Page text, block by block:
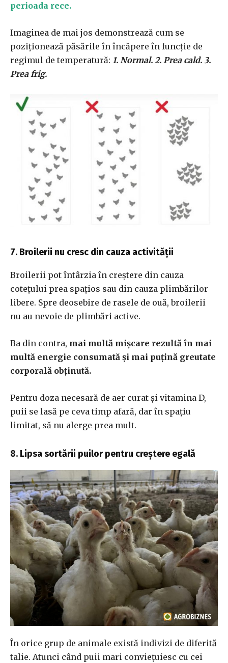
perioada rece.
Imaginea de mai jos demonstrează cum se
poziționează păsările în încăpere în funcție de
regimul de temperatură: 1. Normal. 2. Prea cald. 3.
Prea frig.
7. Broilerii nu cresc din cauza activității
Broilerii pot întârzia în creștere din cauza
cotețului prea spațios sau din cauza plimbărilor
libere. Spre deosebire de rasele de ouă, broilerii
nu au nevoie de plimbări active.
Ba din contra, mai multă mișcare rezultă în mai
multă energie consumată și mai puțină greutate
corporală obținută.
Pentru doza necesară de aer curat și vitamina D,
puii se lasă pe ceva timp afară, dar în spațiu
limitat, să nu alerge prea mult.
8. Lipsa sortării puilor pentru creștere egală
În orice grup de animale există indivizi de diferită
talie. Atunci când puii mari conviețuiesc cu cei